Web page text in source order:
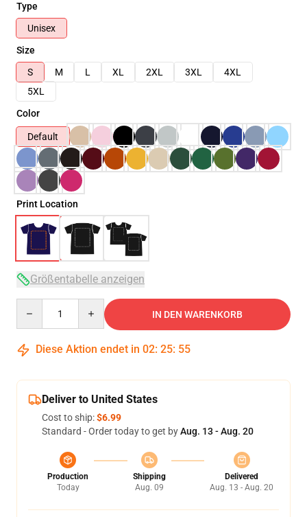
Type
Unisex
Size
S
M L XL 2XL 3XL
4XL
5XL
Color
Default
Print Location
Größentabelle anzeigen
IN DEN WARENKORB
Diese Aktion endet in 02: 25: 54
Deliver to United States
Cost to ship:$6.99
Standard - Order today to get byAug. 13 - Aug. 20
Production
Today
Shipping
Aug. 09
Delivered
Aug. 13 - Aug. 20